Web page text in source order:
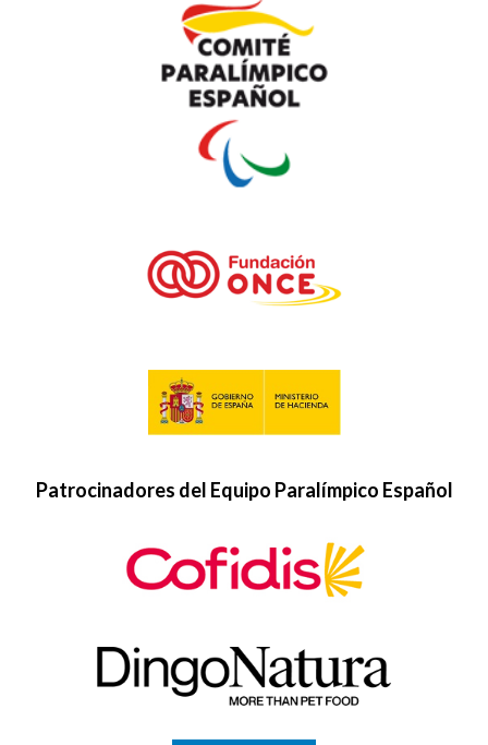
Patrocinadores del Equipo Paralímpico Español